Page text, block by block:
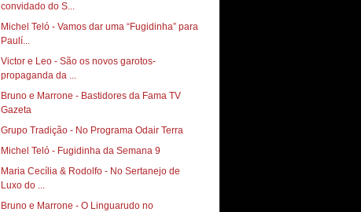
convidado do S...
Michel Teló - Vamos dar uma “Fugidinha” para
Paulí...
Victor e Leo - São os novos garotos-
propaganda da ...
Bruno e Marrone - Bastidores da Fama TV
Gazeta
Grupo Tradição - No Programa Odair Terra
Michel Teló - Fugidinha da Semana 9
Maria Cecília & Rodolfo - No Sertanejo de
Luxo do ...
Bruno e Marrone - O Linguarudo no